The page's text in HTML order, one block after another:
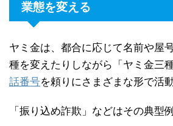
業態を変える
ヤミ金は、都合に応じて名前や屋
種を変えたりしながら「ヤミ金三
話番号を頼りにさまざまな形で活
「振り込め詐欺」などはその典型